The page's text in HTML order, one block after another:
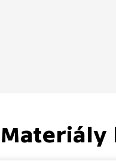
Materiály